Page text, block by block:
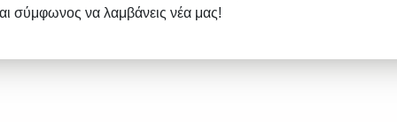
σύμφωνος να λαμβάνεις νέα μας!